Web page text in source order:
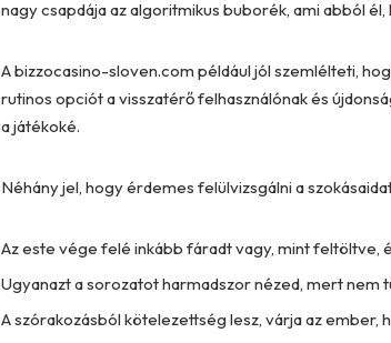
nagy csapdája az algoritmikus buborék, ami abból
Abizzocasino-sloven.com például jól szemlélteti,
rutinos opciót a visszatérő felhasználónak és
a játékoké.
Néhány jel, hogy érdemes felülvizsgálni a
Az este vége felé inkább fáradt vagy, mint feltöltve,
Ugyanazt a sorozatot harmadszor nézed, mert nem
A szórakozásból kötelezettség lesz, várja az ember,